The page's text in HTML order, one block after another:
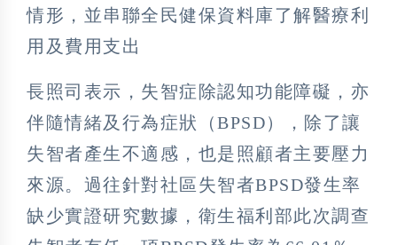
情形，並串聯全民健保資料庫了解醫療利
用及費用支出
長照司表示，失智症除認知功能障礙，亦
伴隨情緒及行為症狀（BPSD），除了讓
失智者產生不適感，也是照顧者主要壓力
來源。過往針對社區失智者BPSD發生率
缺少實證研究數據，衛生福利部此次調查